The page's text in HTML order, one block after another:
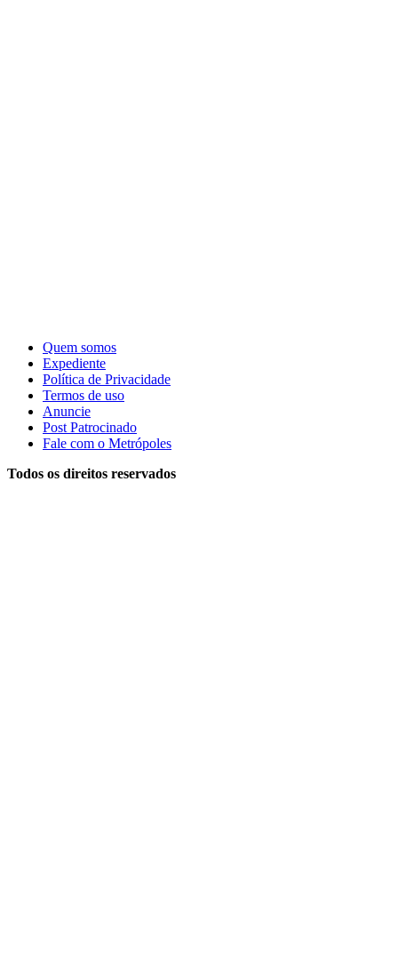
Quem somos
Expediente
Política de Privacidade
Termos de uso
Anuncie
Post Patrocinado
Fale com o Metrópoles
Todos os direitos reservados